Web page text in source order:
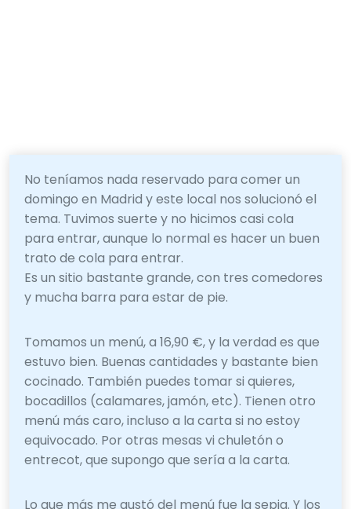
No teníamos nada reservado para comer un
domingo en Madrid y este local nos solucionó el
tema. Tuvimos suerte y no hicimos casi cola
para entrar, aunque lo normal es hacer un buen
trato de cola para entrar.
Es un sitio bastante grande, con tres comedores
y mucha barra para estar de pie.
Tomamos un menú, a 16,90 €, y la verdad es que
estuvo bien. Buenas cantidades y bastante bien
cocinado. También puedes tomar si quieres,
bocadillos (calamares, jamón, etc). Tienen otro
menú más caro, incluso a la carta si no estoy
equivocado. Por otras mesas vi chuletón o
entrecot, que supongo que sería a la carta.
Lo que más me gustó del menú fue la sepia. Y los